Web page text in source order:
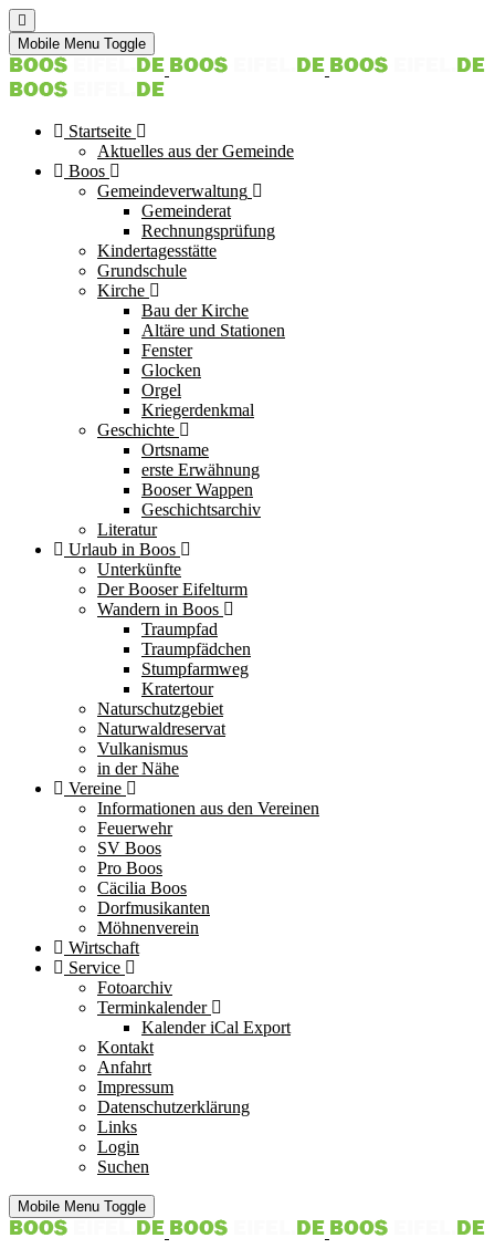
Mobile Menu Toggle
Startseite
Aktuelles aus der Gemeinde
Boos
Gemeindeverwaltung
Gemeinderat
Rechnungsprüfung
Kindertagesstätte
Grundschule
Kirche
Bau der Kirche
Altäre und Stationen
Fenster
Glocken
Orgel
Kriegerdenkmal
Geschichte
Ortsname
erste Erwähnung
Booser Wappen
Geschichtsarchiv
Literatur
Urlaub in Boos
Unterkünfte
Der Booser Eifelturm
Wandern in Boos
Traumpfad
Traumpfädchen
Stumpfarmweg
Kratertour
Naturschutzgebiet
Naturwaldreservat
Vulkanismus
in der Nähe
Vereine
Informationen aus den Vereinen
Feuerwehr
SV Boos
Pro Boos
Cäcilia Boos
Dorfmusikanten
Möhnenverein
Wirtschaft
Service
Fotoarchiv
Terminkalender
Kalender iCal Export
Kontakt
Anfahrt
Impressum
Datenschutzerklärung
Links
Login
Suchen
Mobile Menu Toggle